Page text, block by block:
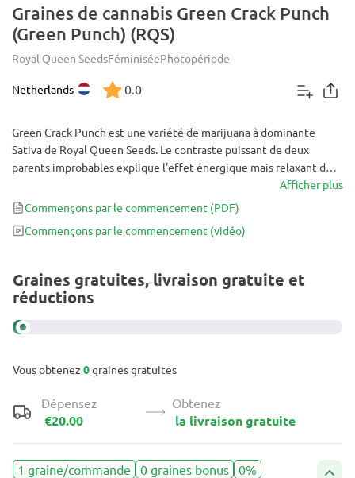
Graines de cannabis Green Crack Punch
(Green Punch) (RQS)
Royal Queen SeedsFéminiséePhotopériode
Netherlands 0.0
Green Crack Punch est une variété de marijuana à dominante
Sativa de Royal Queen Seeds. Le contraste puissant de deux
parents improbables explique l'effet énergique mais relaxant de
cette variété de cannabis, un sentiment qui effacerait les
sentiments d'anxiété chez les utilisateurs.
Afficher plus
Commençons par le commencement (PDF)
Commençons par le commencement (vidéo)
Graines gratuites, livraison gratuite et
réductions
Vous obtenez 0graines gratuites
Dépensez
€20.00
Obtenez
la livraison gratuite
1 graine/commande 0 graines bonus 0%